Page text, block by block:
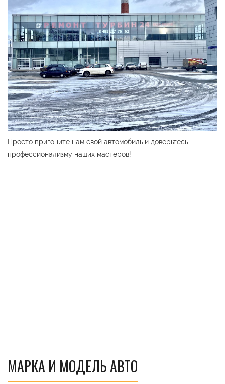
Просто пригоните нам свой автомобиль и доверьтесь
профессионализму наших мастеров!
МАРКА И МОДЕЛЬ АВТО